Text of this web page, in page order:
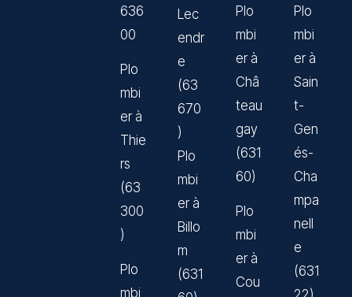
636
00
Plo
mbi
er à
Thie
rs
(63
300
)
Plo
mbi
Lec
endr
e
(63
670
)
Plo
mbi
er à
Billo
m
(631
Plo
mbi
er à
Châ
teau
gay
(631
60)
Plo
mbi
er à
Cou
Plo
mbi
er à
Sain
t-
Gen
és-
Cha
mpa
nell
e
(631